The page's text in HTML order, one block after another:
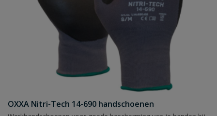
OXXA Nitri-Tech 14-690 handschoenen